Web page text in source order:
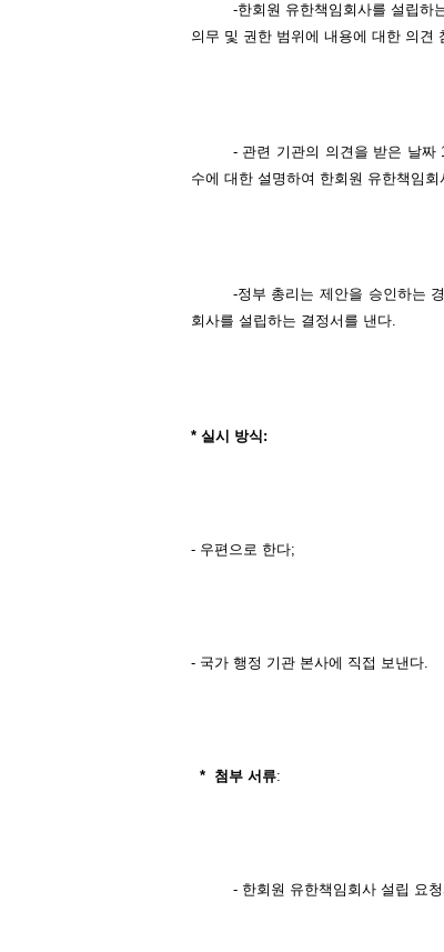
-한회원 유한책임회사를 설립하
의무 및 권한 범위에 내용에 대한 의견
- 관련 기관의 의견을 받은 날짜
수에 대한 설명하여 한회원 유한책임
-정부 총리는 제안을 승인하는
회사를 설립하는 결정서를 낸다.
* 실시 방식:
- 우편으로 한다;
- 국가 행정 기관 본사에 직접 보낸다.
* 첨부 서류:
- 한회원 유한책임회사 설립 요